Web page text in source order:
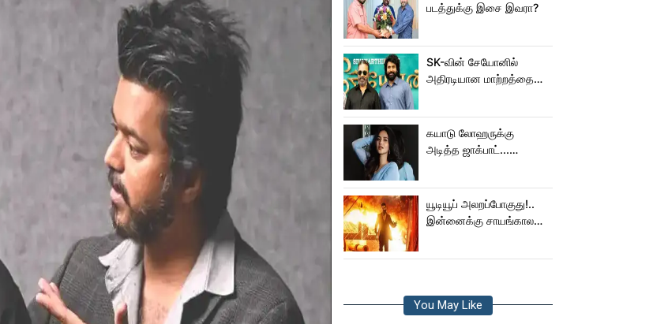
படத்துக்கு இசை இவரா?
SK-வின் சேயோனில்
அதிரடியான மாற்றத்தை
கயாடு லோஹருக்கு
அடித்த ஜாக்பாட்...
யூடியூப் அலறப்போகுது!..
இன்னைக்கு சாயங்காலம்
You May Like